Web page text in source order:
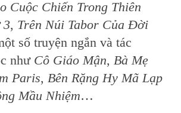
Cuộc Chiến Trong Thiên
3, Trên Núi Tabor Của Đời
số truyện ngắn và tác
như Cô Giáo Mận, Bà Mẹ
Paris, Bên Rặng Hy Mã Lạp
Mầu Nhiệm…